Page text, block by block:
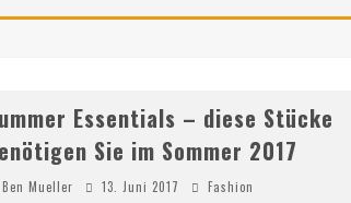
Essentials – diese Stücke
Sie im Sommer 2017
Ben Mueller 13. Juni 2017 Fashion